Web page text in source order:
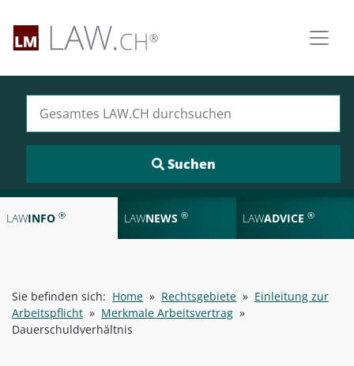
LAWINFO ® LAWNEWS ® LAWADVICE ®
Sie befinden sich: Home » Rechtsgebiete » Einleitung zur
Arbeitspflicht » Merkmale Arbeitsvertrag »
Dauerschuldverhältnis